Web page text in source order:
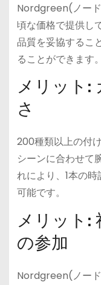
Nordgreen(ノー
頃な価格で提供し
品質を妥協するこ
ることができます。
メリット:
さ
200種類以上の付
シーンに合わせて
れにより、1本の
可能です。
メリット:
の参加
Nordgreen(ノー